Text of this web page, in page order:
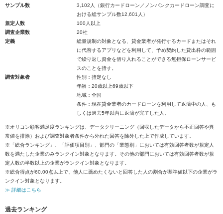
サンプル数
3,102人（銀行カードローン／ノンバンクカードローン調査に
おける総サンプル数12,601人）
規定人数
100人以上
調査企業数
20社
定義
総量規制の対象となる、貸金業者が発行するカードまたはそれ
に代替するアプリなどを利用して、予め契約した貸出枠の範囲
で繰り返し資金を借り入れることができる無担保ローンサービ
スのことを指す。
調査対象者
性別：指定なし
年齢：20歳以上69歳以下
地域：全国
条件：現在貸金業者のカードローンを利用して返済中の人、も
しくは過去5年以内に返済が完了した人。
※オリコン顧客満足度ランキングは、データクリーニング（回収したデータから不正回答や異
常値を排除）および調査対象者条件から外れた回答を除外した上で作成しています。
※「総合ランキング」、「評価項目別」、部門の「業態別」においては有効回答者数が規定人
数を満たした企業のみランクイン対象となります。その他の部門においては有効回答者数が規
定人数の半数以上の企業がランクイン対象となります。
※総合得点が60.00点以上で、他人に薦めたくないと回答した人の割合が基準値以下の企業がラ
ンクイン対象となります。
≫ 詳細はこちら
過去ランキング